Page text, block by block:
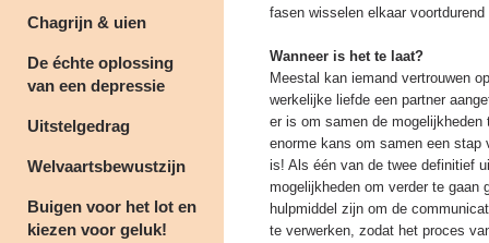
Chagrijn & uien
De échte oplossing
van een depressie
Uitstelgedrag
Welvaartsbewustzijn
Buigen voor het lot en
kiezen voor geluk!
fasen wisselen elkaar
Wanneer is het te laat?
Meestal kan iemand vertrouwen
werkelijke liefde een partner
er is om samen de
enorme kans om samen een
is! Als één van de twee definitief
mogelijkheden om verder te gaan
hulpmiddel zijn om de
te verwerken, zodat het proces